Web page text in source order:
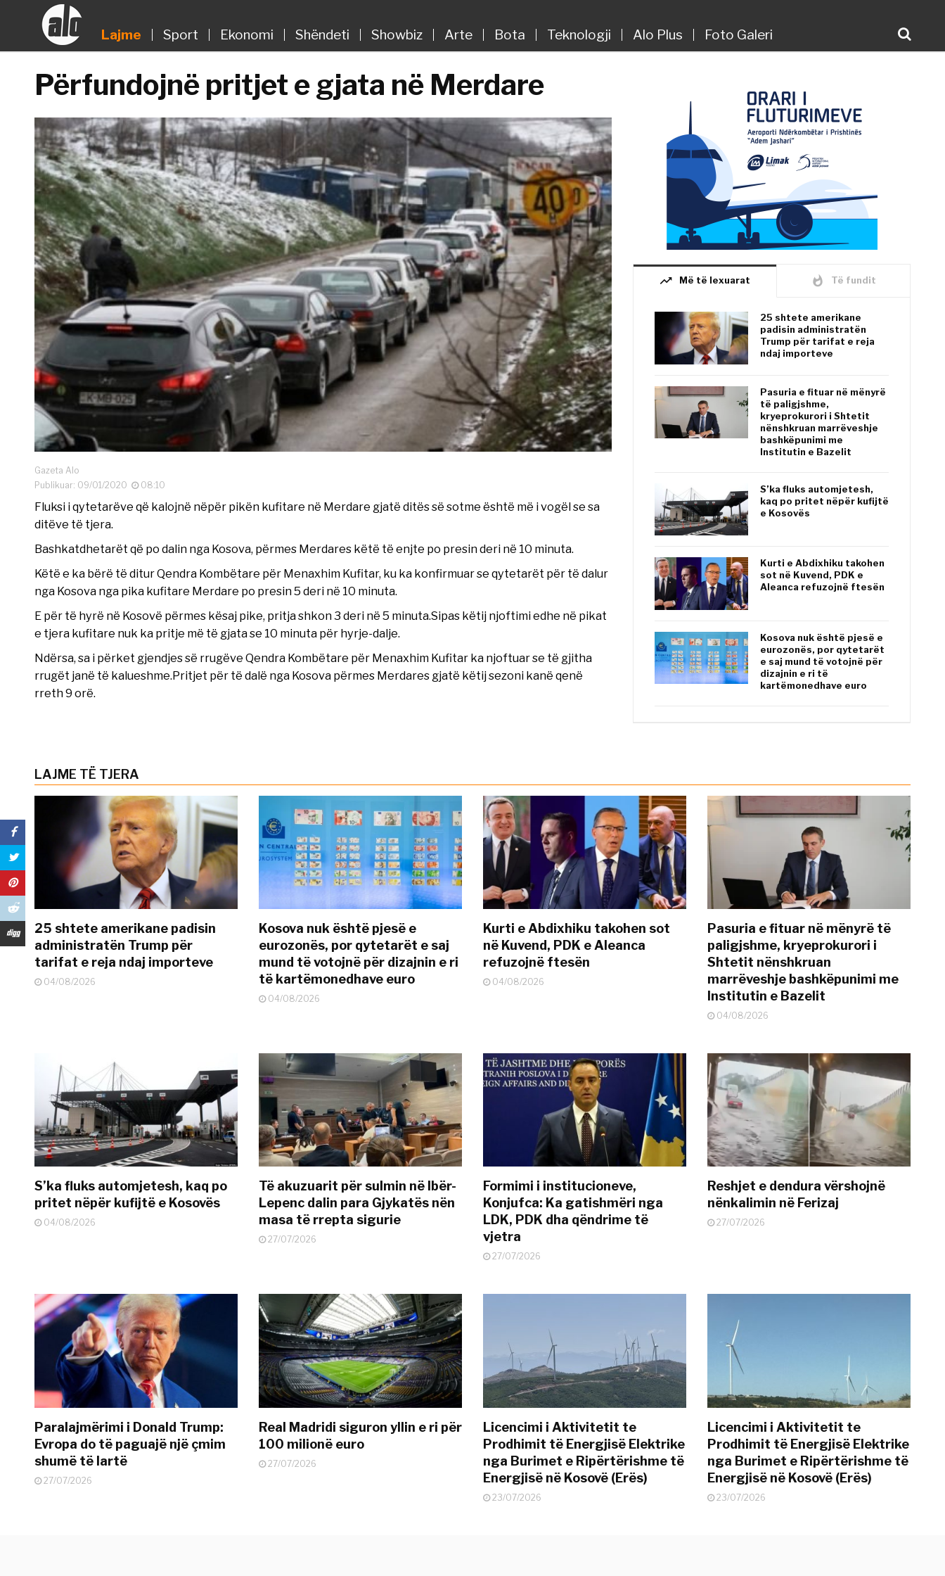
Lajme Sport Ekonomi Shëndeti Showbiz Arte Bota Teknologji Alo Plus Foto Galeri
Përfundojnë pritjet e gjata në Merdare
Gazeta Alo
Publikuar: 09/01/2020
08:10
Fluksi i qytetarëve që kalojnë nëpër pikën kufitare në Merdare gjatë ditës së sotme është më i vogël se sa
ditëve të tjera.
Bashkatdhetarët që po dalin nga Kosova, përmes Merdares këtë të enjte po presin deri në 10 minuta.
Këtë e ka bërë të ditur Qendra Kombëtare për Menaxhim Kufitar, ku ka konfirmuar se qytetarët për të dalur
nga Kosova nga pika kufitare Merdare po presin 5 deri në 10 minuta.
E për të hyrë në Kosovë përmes kësaj pike, pritja shkon 3 deri në 5 minuta.Sipas këtij njoftimi edhe në pikat
e tjera kufitare nuk ka pritje më të gjata se 10 minuta për hyrje-dalje.
Ndërsa, sa i përket gjendjes së rrugëve Qendra Kombëtare për Menaxhim Kufitar ka njoftuar se të gjitha
rrugët janë të kalueshme.Pritjet për të dalë nga Kosova përmes Merdares gjatë këtij sezoni kanë qenë
rreth 9 orë.
trending_up Më të lexuarat whatshot Të fundit
25 shtete amerikane
padisin administratën
Trump për tarifat e reja
ndaj importeve
Pasuria e fituar në mënyrë
të paligjshme,
kryeprokurori i Shtetit
nënshkruan marrëveshje
bashkëpunimi me
Institutin e Bazelit
S’ka fluks automjetesh,
kaq po pritet nëpër kufijtë
e Kosovës
Kurti e Abdixhiku takohen
sot në Kuvend, PDK e
Aleanca refuzojnë ftesën
Kosova nuk është pjesë e
eurozonës, por qytetarët
e saj mund të votojnë për
dizajnin e ri të
kartëmonedhave euro
LAJME TË TJERA
25 shtete amerikane padisin
administratën Trump për
tarifat e reja ndaj importeve
04/08/2026
Kosova nuk është pjesë e
eurozonës, por qytetarët e saj
mund të votojnë për dizajnin e ri
të kartëmonedhave euro
04/08/2026
Kurti e Abdixhiku takohen sot
në Kuvend, PDK e Aleanca
refuzojnë ftesën
04/08/2026
Pasuria e fituar në mënyrë të
paligjshme, kryeprokurori i
Shtetit nënshkruan
marrëveshje bashkëpunimi me
Institutin e Bazelit
04/08/2026
S’ka fluks automjetesh, kaq po
pritet nëpër kufijtë e Kosovës
04/08/2026
Të akuzuarit për sulmin në Ibër-
Lepenc dalin para Gjykatës nën
masa të rrepta sigurie
27/07/2026
Formimi i institucioneve,
Konjufca: Ka gatishmëri nga
LDK, PDK dha qëndrime të
vjetra
27/07/2026
Reshjet e dendura vërshojnë
nënkalimin në Ferizaj
27/07/2026
Paralajmërimi i Donald Trump:
Evropa do të paguajë një çmim
shumë të lartë
27/07/2026
Real Madridi siguron yllin e ri për
100 milionë euro
27/07/2026
Licencimi i Aktivitetit te
Prodhimit të Energjisë Elektrike
nga Burimet e Ripërtërishme të
Energjisë në Kosovë (Erës)
23/07/2026
Licencimi i Aktivitetit te
Prodhimit të Energjisë Elektrike
nga Burimet e Ripërtërishme të
Energjisë në Kosovë (Erës)
23/07/2026